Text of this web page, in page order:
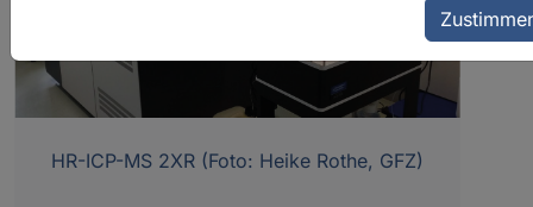
HR-ICP-MS 2XR (Foto: Heike Rothe, GFZ)